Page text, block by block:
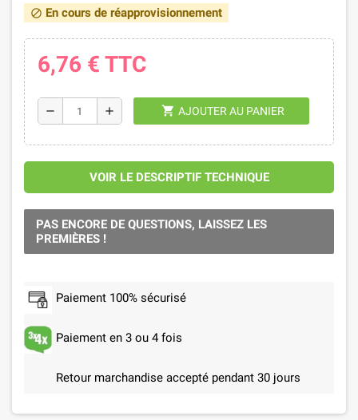
block En cours de réapprovisionnement
6,76 € TTC
remove add shopping_cart AJOUTER AU PANIER
VOIR LE DESCRIPTIF TECHNIQUE
PAS ENCORE DE QUESTIONS, LAISSEZ LES
PREMIÈRES !
Paiement 100% sécurisé
Paiement en 3 ou 4 fois
Retour marchandise accepté pendant 30 jours